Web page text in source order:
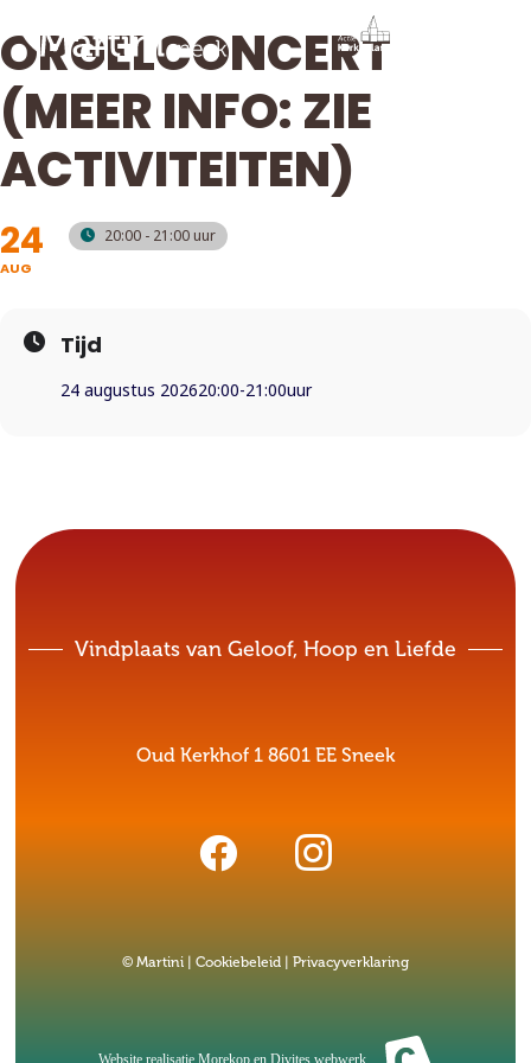
ORGELCONCERT
(MEER INFO: ZIE
ACTIVITEITEN)
24
AUG
20:00 - 21:00
Tijd
24 augustus 202620:00-21:00
Vindplaats van Geloof, Hoop en Liefde
Oud Kerkhof 1 8601 EE Sneek
© Martini | Cookiebeleid Privacyverklaring